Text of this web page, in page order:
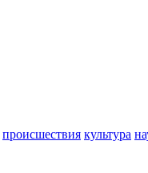
происшествия культура